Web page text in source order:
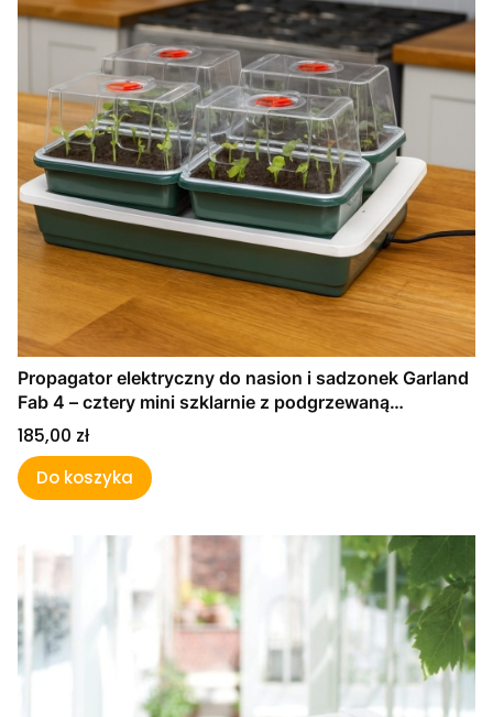
Propagator elektryczny do nasion i sadzonek Garland
Fab 4 – cztery mini szklarnie z podgrzewaną
podstawą
Cena
185,00 zł
Do koszyka